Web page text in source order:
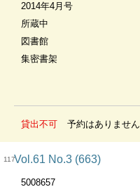
2014年4月号
所蔵中
図書館
集密書架
貸出不可 予約はありません
117Vol.61 No.3 (663)
5008657